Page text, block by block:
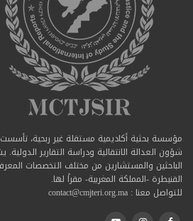
شؤون العدالة الانتقالية ودراسة التقارير
الباحثين والمستشارين من مختلف التخصصات
القنيطرة -المملكة المغربية- مقراً لها.
للتواصل معنا : contact@cmjteri.org.ma